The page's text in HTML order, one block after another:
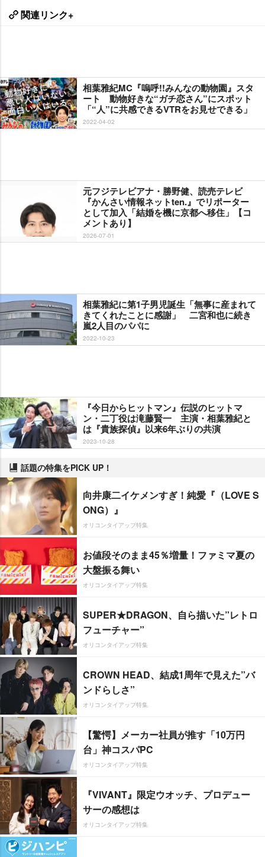
関連リンク+
相葉雅紀MC『嗚呼!!みんなの動物園』スタ
ート 動物好きな“ガチ恋さん”にスポット
「“人”に共感できるVTRをお見せできる」
2022-04-02
元フジテレビアナ・勝野健、読売テレビ
『かんさい情報ネットten.』でリポーター
として加入「結婚を機に京都へ移住」【コ
メントあり】
2026-07-01
相葉雅紀に第1子男児誕生「無事に産まれて
きてくれたことに感謝」 二宮和也に続き
嵐2人目のパパに
2022-10-23
『今日からヒットマン』伝説のヒットマ
ン・二丁役は滝藤賢一 主演・相葉雅紀と
は『貴族探偵』以来6年ぶりの共演
2023-10-28
話題の特集をPICK UP！
向井康二イケメンすぎ！純愛『（LOVE S
ONG）』
オリコンタイアップ特集
お値段そのまま45％増量！ファミマ夏の
大盤振る舞い
オリコンタイアップ特集
SUPER★DRAGON、自ら描いた”レトロ
フューチャー”
オリコンタイアップ特集
CROWN HEAD、結成1周年で見えた”バ
ンドらしさ”
オリコンタイアップ特集
【驚愕】メーカー社員が推す「10万円
台」神コスパPC
オリコンタイアップ特集
『VIVANT』限定ウオッチ、プロデュー
サーの感想は
オリコンタイアップ特集